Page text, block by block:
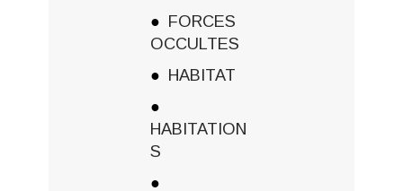
FORCES
OCCULTES
HABITAT
HABITATION
S